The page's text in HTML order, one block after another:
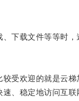
载文件等等时，
受欢迎的就是云梯
稳定地访问互联